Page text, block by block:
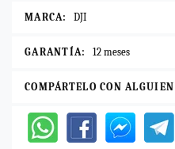
MARCA: DJI
GARANTÍA: 12 meses
COMPÁRTELO CON ALGUIEN